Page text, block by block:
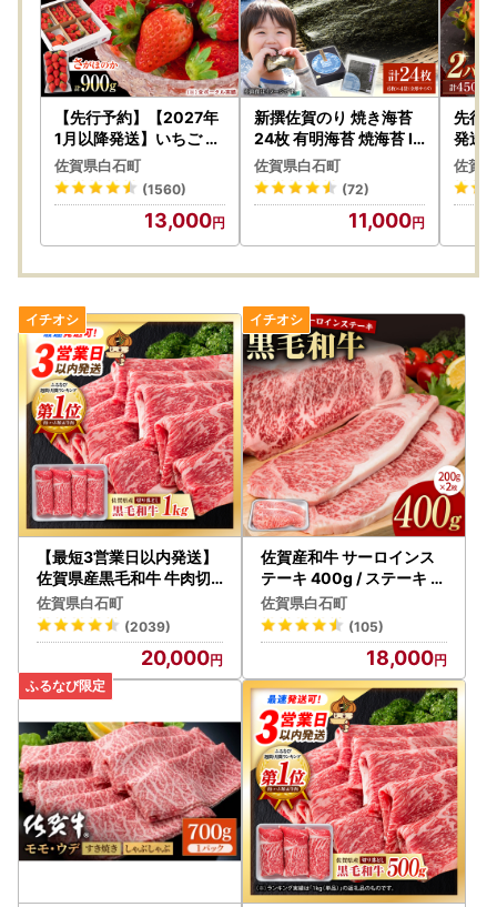
詳細についてはこちらをご確認ください。
【申込】
・クレジットカード決済でのお支払いの場合、原則寄附申込
者と同一名義である必要がありますのでご注意ください。
・寄附金額の入力間違いや二重申込等によるキャンセル、寄
附金額の変更については応じかねます。
・電話番号は、日中に連絡が取れる番号をご登録ください。
返礼品やご寄附について、ご連絡させていただく場合がござ
・ご登録メールアドレスが受信可能なアドレスかご確認くだ
さい。
・寄附者情報・書類送付先情報・配送先情報にお間違いがな
いかご確認をお願いします。
※返礼品配送先ご住所について※
お申込み時にご入力いただいたご住所に訂正や変更がある場
合、
ご連絡いただくタイミングによっては運送会社様の規定によ
り受取人様払いにて転送料金が発生します。
あらかじめご了承ください。
【書類】
・寄附金受領証明書やワンストップ特例申請書は、1ヶ月以
内に返礼品とは別に郵送にてお届けいたします。
＜ワンストップ特例申請書郵送先＞
〒847-8790
佐賀県唐津市鏡4337番地1
シフトプラス（株）佐賀営業所 気付
佐賀県白石町ふるさと納税サポート室 宛
※ワンストップ特例申請受付業務を外部委託しています。
【返礼品】
・発送準備状況との兼ね合いから、日付・曜日指定および、
発送前の個別連絡はご対応いたしかねます。
・長期不在によりお品が返送となった場合、再送およびお申
【先行予約】【2027年
1月以降発送】いちご さ
がほのか 900g / いちご
[IAA024]
佐賀県白石町
(1560)
13,000
新撰佐賀のり 焼き海苔
24枚 有明海苔 焼海苔 IA
E002
佐賀県白石町
(72)
11,000
先行
発送
』2
上）
佐賀
【最短3営業日以内発送】
佐賀県産黒毛和牛 牛肉切
り落とし1kg 牛肉切り落と
し [IAG002]
佐賀県白石町
(2039)
20,000
佐賀産和牛 サーロインス
テーキ 400g / ステーキ [I
AG020]
佐賀県白石町
(105)
18,000